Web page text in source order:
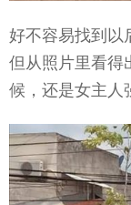
好不容易找到以
但从照片里看得
候，还是女主人